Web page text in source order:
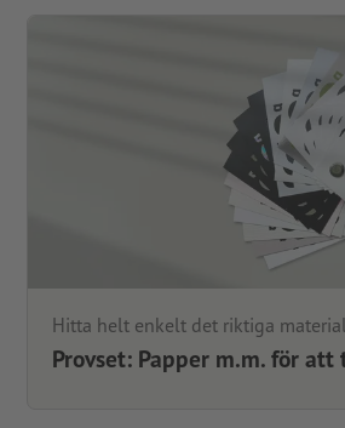
Hitta helt enkelt det riktiga
Provset: Papper m.m. för att